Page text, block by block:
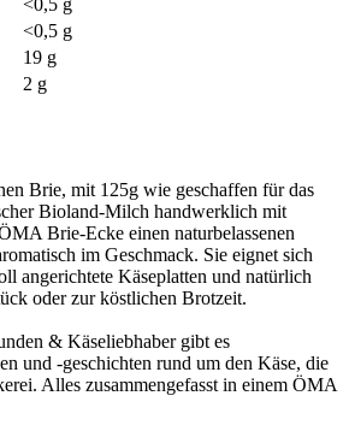
<0,5 g
<0,5 g
19 g
2 g
Brie, mit 125g wie geschaffen für das
Bioland-Milch handwerklich mit
Brie-Ecke einen naturbelassenen
im Geschmack. Sie eignet sich
angerichtete Käseplatten und natürlich
oder zur köstlichen Brotzeit.
& Käseliebhaber gibt es
und -geschichten rund um den Käse, die
Alles zusammengefasst in einem ÖMA